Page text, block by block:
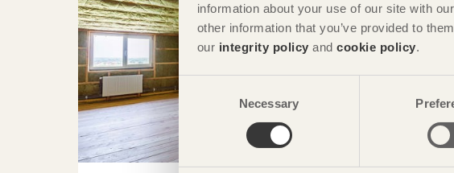
information about your use of our site with
other information that you’ve provided to
our integrity policy and cookie policy.
Selection
Necessary